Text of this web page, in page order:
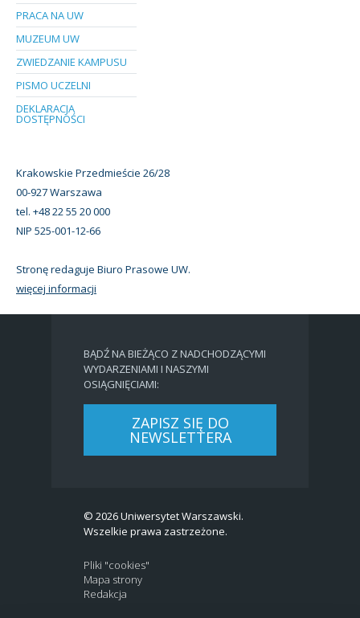
PRACA NA UW
MUZEUM UW
ZWIEDZANIE KAMPUSU
PISMO UCZELNI
DEKLARACJA
DOSTĘPNOŚCI
Krakowskie Przedmieście 26/28
00-927 Warszawa
tel. +48 22 55 20 000
NIP 525-001-12-66
Stronę redaguje Biuro Prasowe UW.
więcej informacji
BĄDŹ NA BIEŻĄCO Z NADCHODZĄCYMI
WYDARZENIAMI I NASZYMI
OSIĄGNIĘCIAMI:
ZAPISZ SIĘ DO
NEWSLETTERA
© 2026 Uniwersytet Warszawski.
Wszelkie prawa zastrzeżone.
Pliki "cookies"
Mapa strony
Redakcja